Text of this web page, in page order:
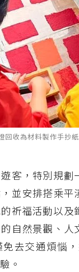
回收為材料製作手抄
客，特別規
並安排搭乘
祈福活動以
自然景觀、
去交通煩惱
。